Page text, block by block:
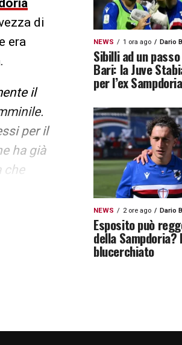
di
era
il
per il
ha già
che
NEWS 1 ora ago Dario
Sibilli ad un
Bari: la Juve
per l’ex Sampdoria
NEWS 2 ore ago Dario
Esposito può
della
blucerchiato